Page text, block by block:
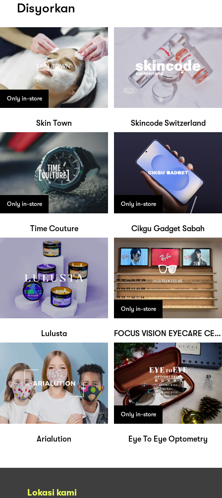
Disyorkan
Only in-store
Skin Town Skincode Switzerland
Only in-store
Time Couture
Only in-store
Cikgu Gadget Sabah
Lulusta
Only in-store
FOCUS VISION EYECARE CENTRE
Arialution
Only in-store
Eye To Eye Optometry
Lokasi kami